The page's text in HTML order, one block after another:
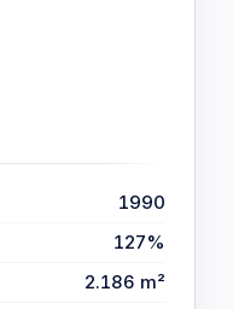
1990
127%
2.186 m²